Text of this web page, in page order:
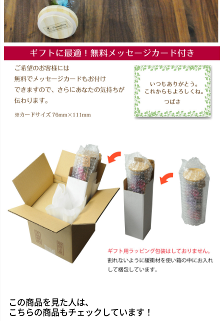
この商品を見た人は、
こちらの商品もチェックしています！